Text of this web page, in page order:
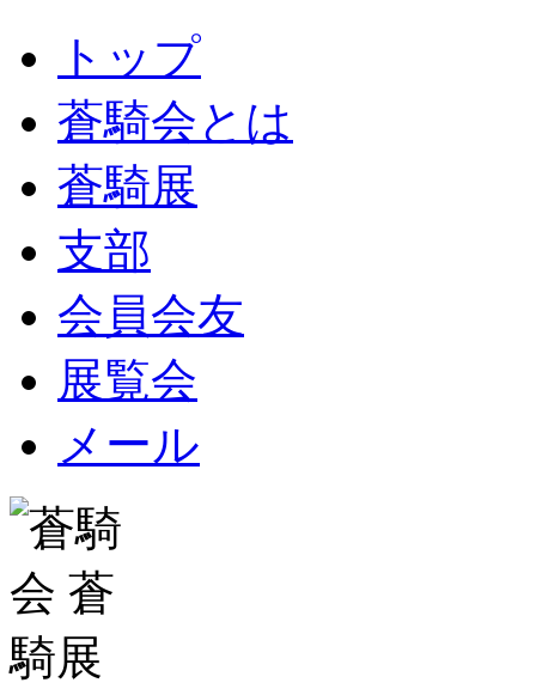
トップ
蒼騎会とは
蒼騎展
支部
会員会友
展覧会
メール